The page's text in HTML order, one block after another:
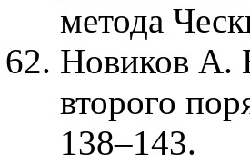
метода
Новиков А.
второго
138–143.